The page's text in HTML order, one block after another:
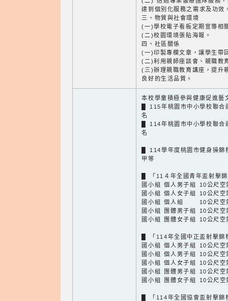
達到個別化服務之需求及功效
三、物質與社會環境
(一)學校電子看板定期宣導相
(二)校園環境張貼海報。
四、社區關係
(一)印製專欄文章，讓學生帶
(二)利用親師座談會、親職教
(三)辦理親職教育講座，提升
良好的生活品質。
本校學童積極參與健康促進藝
█ 115年桃園市中小學校聯
名
█ 114年桃園市中小學校聯
名
█ 114學年度桃園市健身操
甲等
█ 「11４年全國青年盃射擊
國小組 個人男子組 10公尺
國小組 個人女子組 10公尺
國小組 個人組 10公尺空
國小組 團體男子組 10公尺
國小組 團體女子組 10公尺
█ 「114年全國中正盃射擊錦
國小組 個人男子組 10公尺
國小組 個人男子組 10公尺
國小組 個人女子組 10公尺
國小組 團體男子組 10公尺
國小組 團體女子組 10公尺
█ 「114年全國協會盃射擊錦